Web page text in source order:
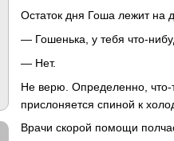
Остаток дня Гоша лежит на
— Гошенька, у тебя что-
— Нет.
Не верю. Определенно, что-
прислоняется спиной к
Врачи скорой помощи